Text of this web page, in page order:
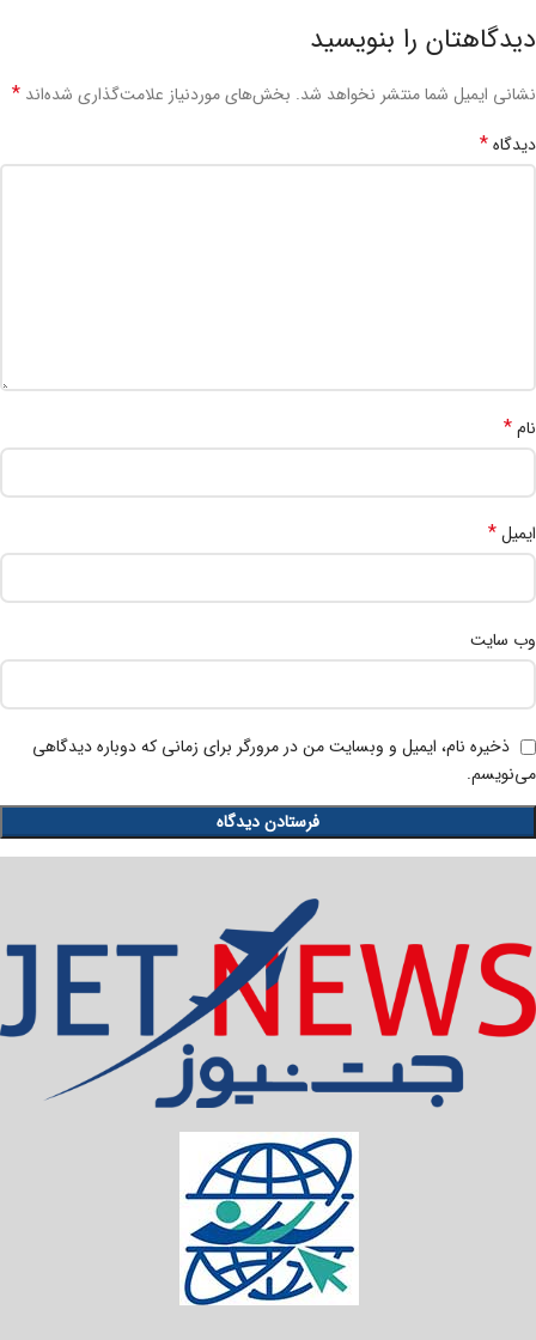
دیدگاهتان را بنویسید
نشانی ایمیل شما منتشر نخواهد شد. بخش‌های موردنیاز علامت‌گذاری شده‌اند *
دیدگاه*
نام*
ایمیل*
وب‌ سایت
ذخیره نام، ایمیل و وبسایت من در مرورگر برای زمانی که دوباره دیدگاهی
می‌نویسم.